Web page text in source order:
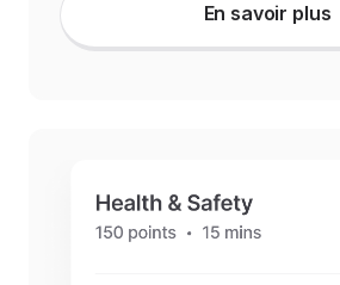
En savoir plus